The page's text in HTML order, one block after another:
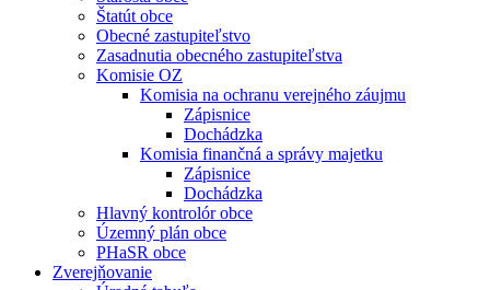
Štatút obce
Obecné zastupiteľstvo
Zasadnutia obecného zastupiteľstva
Komisie OZ
Komisia na ochranu verejného záujmu
Zápisnice
Dochádzka
Komisia finančná a správy majetku
Zápisnice
Dochádzka
Hlavný kontrolór obce
Územný plán obce
PHaSR obce
Zverejňovanie